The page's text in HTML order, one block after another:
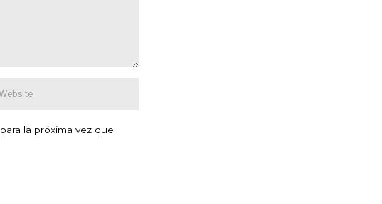
la próxima vez que